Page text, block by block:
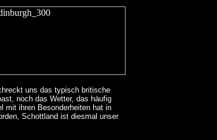
uns das typisch britische
noch das Wetter, das häufig
mit ihren Besonderheiten hat in
Schottland ist diesmal unser